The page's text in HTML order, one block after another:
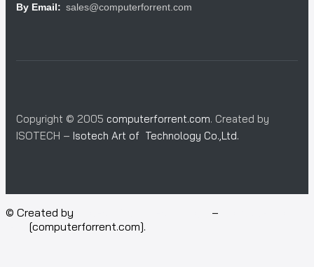
By Email: sales@computerforrent.com
Copyright © 2005 computerforrent.com. Created by
ISOTECH – Isotech Art of Technology Co.,Ltd.
© Created by –
[computerforrent.com].